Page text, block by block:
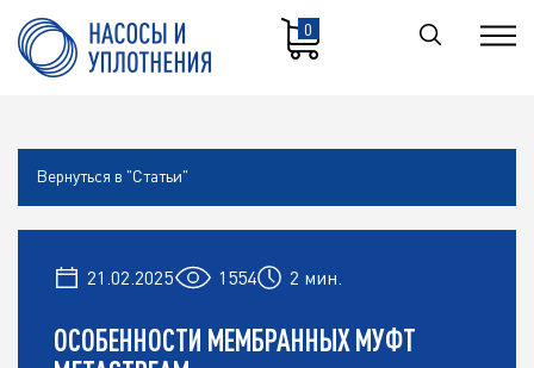
0
Вернуться в "Статьи"
21.02.2025 1554 2 мин.
ОСОБЕННОСТИ МЕМБРАННЫХ МУФТ